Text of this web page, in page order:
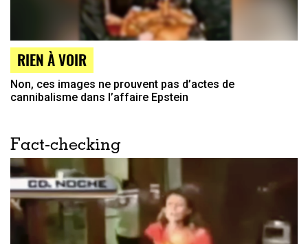
RIEN À VOIR
Non, ces images ne prouvent pas d’actes de
cannibalisme dans l’affaire Epstein
Fact-checking